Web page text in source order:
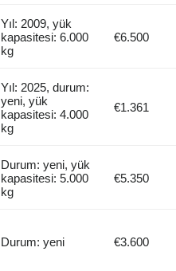
Yıl: 2009, yük
kapasitesi: 6.000
kg
€6.500
Yıl: 2025, durum:
yeni, yük
kapasitesi: 4.000
kg
€1.361
Durum: yeni, yük
kapasitesi: 5.000
kg
€5.350
Durum: yeni €3.600